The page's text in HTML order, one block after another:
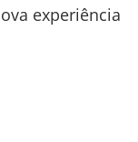
experiência